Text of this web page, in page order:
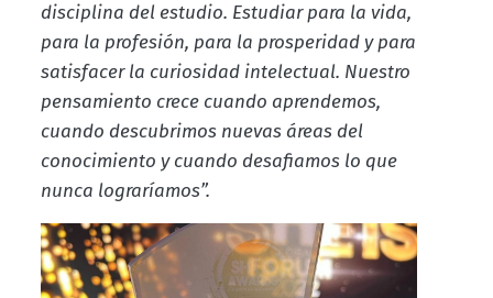
disciplina del estudio. Estudiar para la vida,
para la profesión, para la prosperidad y para
satisfacer la curiosidad intelectual. Nuestro
pensamiento crece cuando aprendemos,
cuando descubrimos nuevas áreas del
conocimiento y cuando desafiamos lo que
nunca lograríamos”.